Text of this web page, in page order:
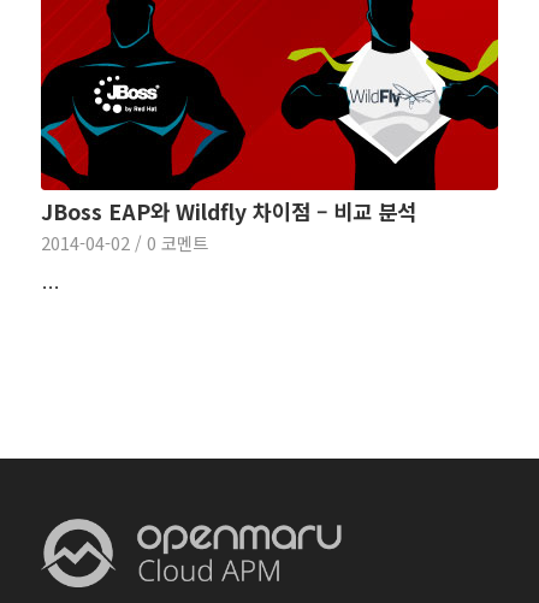
JBoss EAP와 Wildfly 차이점 – 비교 분석
2014-04-02 / 0 코멘트
…